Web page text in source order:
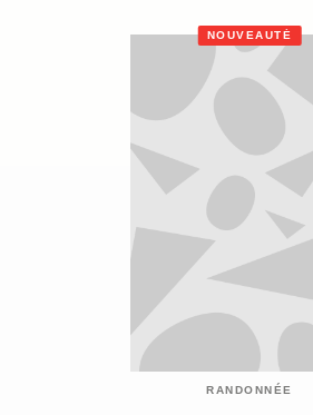
NOUVEAUTÉ
RANDONNÉE